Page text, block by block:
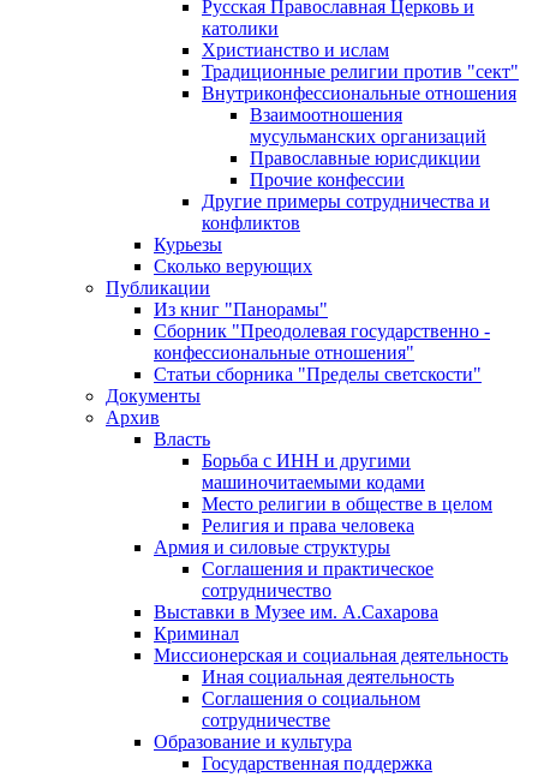
Русская Православная Церковь и
католики
Христианство и ислам
Традиционные религии против "сект"
Внутриконфессиональные отношения
Взаимоотношения
мусульманских организаций
Православные юрисдикции
Прочие конфессии
Другие примеры сотрудничества и
конфликтов
Курьезы
Сколько верующих
Публикации
Из книг "Панорамы"
Сборник "Преодолевая государственно -
конфессиональные отношения"
Статьи сборника "Пределы светскости"
Документы
Архив
Власть
Борьба с ИНН и другими
машиночитаемыми кодами
Место религии в обществе в целом
Религия и права человека
Армия и силовые структуры
Соглашения и практическое
сотрудничество
Выставки в Музее им. А.Сахарова
Криминал
Миссионерская и социальная деятельность
Иная социальная деятельность
Соглашения о социальном
сотрудничестве
Образование и культура
Государственная поддержка